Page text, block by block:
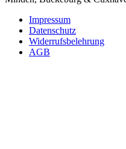
Impressum
Datenschutz
Widerrufsbelehrung
AGB